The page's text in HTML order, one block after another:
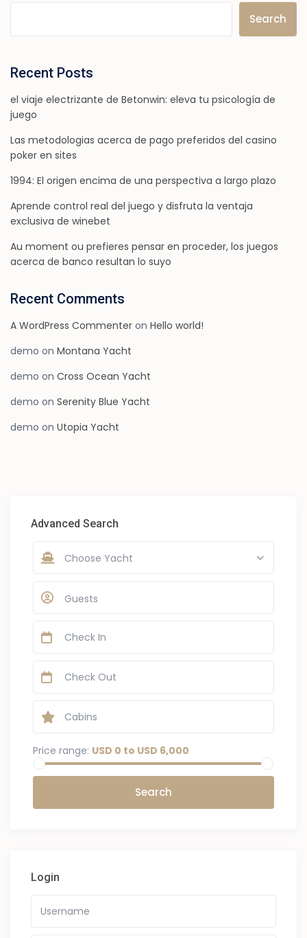
Search
Recent Posts
el viaje electrizante de Betonwin: eleva tu psicología de
juego
Las metodologias acerca de pago preferidos del casino
poker en sites
1994: El origen encima de una perspectiva a largo plazo
Aprende control real del juego y disfruta la ventaja
exclusiva de winebet
Au moment ou prefieres pensar en proceder, los juegos
acerca de banco resultan lo suyo
Recent Comments
A WordPress Commenter onHello world!
demo onMontana Yacht
demo onCross Ocean Yacht
demo onSerenity Blue Yacht
demo onUtopia Yacht
Advanced Search
Choose Yacht
Guests
Price range: USD 0 to USD 6,000
Login